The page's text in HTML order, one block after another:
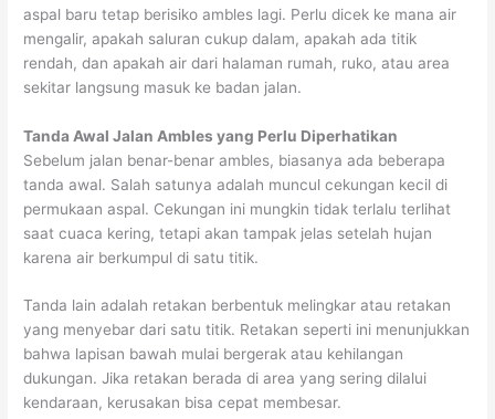
aspal baru tetap berisiko ambles lagi. Perlu dicek ke mana air
mengalir, apakah saluran cukup dalam, apakah ada titik
rendah, dan apakah air dari halaman rumah, ruko, atau area
sekitar langsung masuk ke badan jalan.
Tanda Awal Jalan Ambles yang Perlu Diperhatikan
Sebelum jalan benar-benar ambles, biasanya ada beberapa
tanda awal. Salah satunya adalah muncul cekungan kecil di
permukaan aspal. Cekungan ini mungkin tidak terlalu terlihat
saat cuaca kering, tetapi akan tampak jelas setelah hujan
karena air berkumpul di satu titik.
Tanda lain adalah retakan berbentuk melingkar atau retakan
yang menyebar dari satu titik. Retakan seperti ini menunjukkan
bahwa lapisan bawah mulai bergerak atau kehilangan
dukungan. Jika retakan berada di area yang sering dilalui
kendaraan, kerusakan bisa cepat membesar.